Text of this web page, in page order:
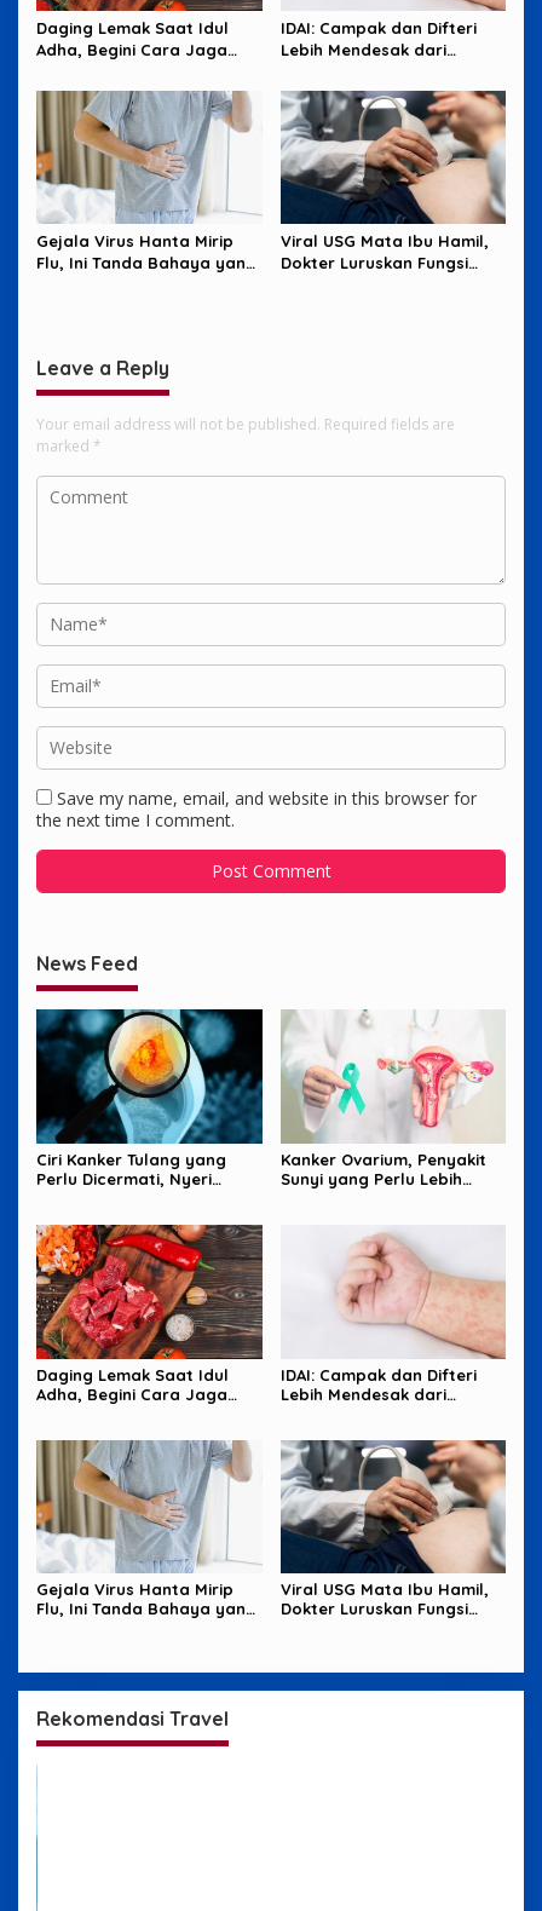
Daging Lemak Saat Idul
Adha, Begini Cara Jaga
IDAI: Campak dan Difteri
Lebih Mendesak dari
Gejala Virus Hanta Mirip
Flu, Ini Tanda Bahaya yang
Viral USG Mata Ibu Hamil,
Dokter Luruskan Fungsi
Leave a Reply
Your email address will not be published. Required fields are
marked *
Save my name, email, and website in this browser for
the next time I comment.
News Feed
Ciri Kanker Tulang yang
Perlu Dicermati, Nyeri
Kanker Ovarium, Penyakit
Sunyi yang Perlu Lebih
Daging Lemak Saat Idul
Adha, Begini Cara Jaga
IDAI: Campak dan Difteri
Lebih Mendesak dari
Gejala Virus Hanta Mirip
Flu, Ini Tanda Bahaya yang
Viral USG Mata Ibu Hamil,
Dokter Luruskan Fungsi
Rekomendasi Travel